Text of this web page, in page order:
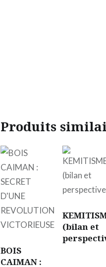
Produits
BOIS
CAIMAN :
(bilan et